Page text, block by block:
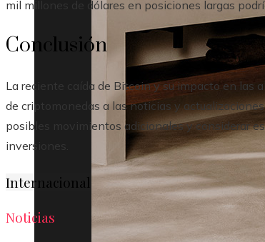
mil millones de dólares en posiciones largas
Conclusión
La reciente caída de Bitcoin y su impacto en las
de criptomonedas a las noticias y
posibles movimientos adicionales y considerar
inversiones.
Internacional
Noticias